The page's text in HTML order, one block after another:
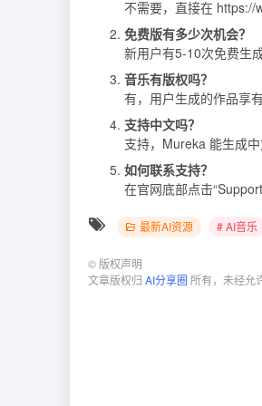
不需要，直接在 https://
免费版有多少次机会？
新用户有5-10次免费生
音乐有版权吗？
有，用户生成的作品享
支持中文吗？
支持，Mureka 能生成
如何联系支持？
在官网底部点击
最新AI资源 # AI音乐
© 版权声明
文章版权归 AI分享圈 所有，未经允